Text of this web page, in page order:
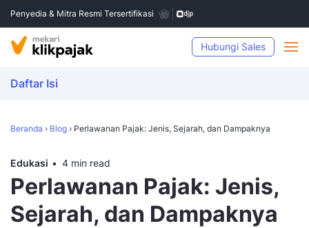
Penyedia & Mitra Resmi Tersertifikasi
Hubungi Sales
Daftar Isi
Beranda › Blog › Perlawanan Pajak: Jenis, Sejarah, dan Dampaknya
Edukasi 4 min read
Perlawanan Pajak: Jenis,
Sejarah, dan Dampaknya